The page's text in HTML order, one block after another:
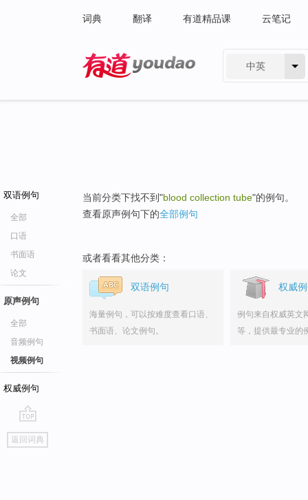
词典 翻译 有道精品课 云笔记
中英
双语例句
全部
口语
书面语
论文
原声例句
全部
音频例句
视频例句
权威例句
go
top
返回词典
当前分类下找不到"blood collection tube"的例句。
查看原声例句下的全部例句
或者看看其他分类：
双语例句
海量例句，可以按难度查看口语、
书面语、论文例句。
权威
例句来自权威英文
等，提供最专业的